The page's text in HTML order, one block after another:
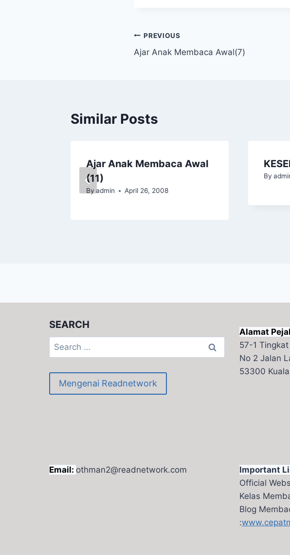
Post
navigation
PREVIOUS
Ajar Anak Membaca Awal(7)
Similar Posts
Ajar Anak Membaca Awal
(11)
By admin April 26, 2008
By
SEARCH
Search
for:
Mengenai Readnetwork
Alamat
57-1
No 2 Jalan
53300
Email: othman2@readnetwork.com
Important
Official
Kelas
Blog
: